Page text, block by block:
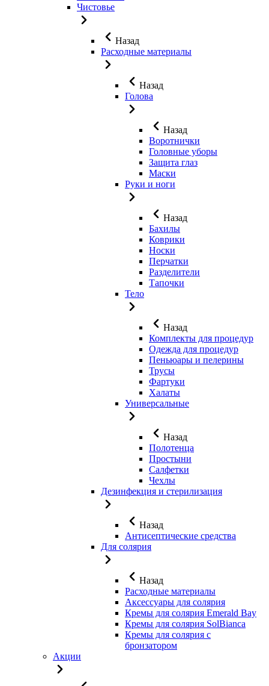
Чистовье
Назад
Расходные материалы
Назад
Голова
Назад
Воротнички
Головные уборы
Защита глаз
Маски
Руки и ноги
Назад
Бахилы
Коврики
Носки
Перчатки
Разделители
Тапочки
Тело
Назад
Комплекты для процедур
Одежда для процедур
Пеньюары и пелерины
Трусы
Фартуки
Халаты
Универсальные
Назад
Полотенца
Простыни
Салфетки
Чехлы
Дезинфекция и стерилизация
Назад
Антисептические средства
Для солярия
Назад
Расходные материалы
Аксессуары для солярия
Кремы для солярия Emerald Bay
Кремы для солярия SolBianca
Кремы для солярия с
бронзатором
Акции